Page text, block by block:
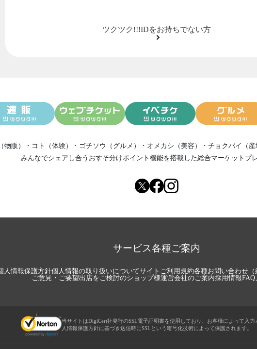
ツクツク!!!IDをお持ちでない方
物販） ・ コト（体験） ・ ゴチソウ（グルメ） ・ オメカシ（美容） ・ チョクバイ（産
みんなでシェアし合う おすそ分けポイント機能を搭載した総合マーケットプ
サービス各種ご案内
人情報保護方針個人情報の取り扱いについてサイトご利用規約各種お問い合わせ（
ご意見・ご要望出店をご検討のショップ様運営会社のご案内採用情報FAQ
当サイトはDigiCert社発行のSSL電子証明書を使用しており、お客様によって入力
人情報保護方針に基づき送信時にSSLという暗号化技術によって保護されます。